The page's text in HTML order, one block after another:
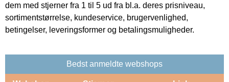
dem med stjerner fra 1 til 5 ud fra bl.a. deres prisniveau,
sortimentstørrelse, kundeservice, brugervenlighed,
betingelser, leveringsformer og betalingsmuligheder.
Bedst anmeldte webshops